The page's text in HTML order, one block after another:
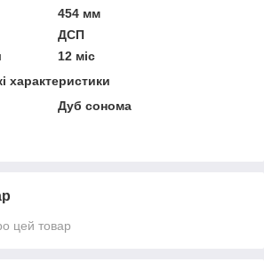
454 мм
ДСП
12 міс
характеристики
Дуб сонома
цей товар